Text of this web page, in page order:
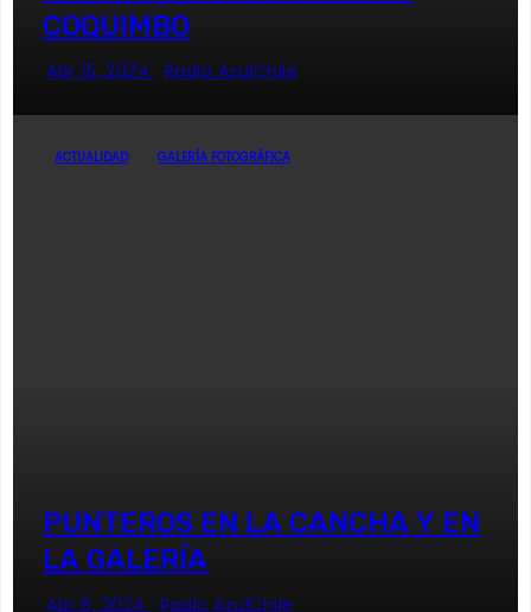
COQUIMBO
Abr 15, 2024 Radio AzulChile
ACTUALIDAD GALERÍA FOTOGRÁFICA
PUNTEROS EN LA CANCHA Y EN
LA GALERÍA
Abr 8, 2024 Radio AzulChile